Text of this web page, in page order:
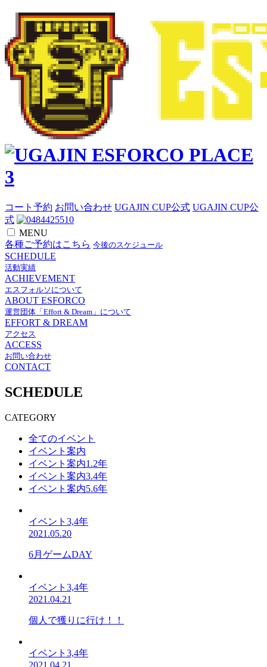
コート予約 お問い合わせ UGAJIN CUP公式 UGAJIN CUP公
式
MENU
各種ご予約はこちら 今後のスケジュール
SCHEDULE
活動実績
ACHIEVEMENT
エスフォルソについて
ABOUT ESFORCO
運営団体「Effort & Dream」について
EFFORT & DREAM
アクセス
ACCESS
お問い合わせ
CONTACT
SCHEDULE
CATEGORY
全てのイベント
イベント案内
イベント案内1.2年
イベント案内3.4年
イベント案内5.6年
イベント3,4年
2021.05.20
6月ゲームDAY
イベント3,4年
2021.04.21
個人で獲りに行け！！
イベント3,4年
2021.04.21